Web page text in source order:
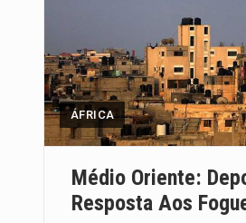
A nova
ÁFRICA
Médio Oriente:
Resposta Aos